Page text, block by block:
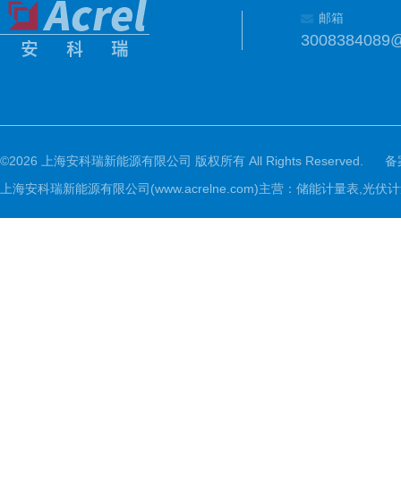
邮箱
©2026 上海安科瑞新能源有限公司 版权所有 All Rights Reserved.
备
上海安科瑞新能源有限公司(www.acrelne.com)主营：储能计量表,光伏